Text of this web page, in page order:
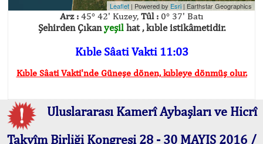
Leaflet | Powered by Esri| Earthstar Geographics
Arz : 45° 42' Kuzey, Tûl : 0° 37' Batı
Şehirden Çıkanyeşilhat , kıble istikâmetidir.
Kıble Sâati Vakti 11:03
Kıble Sâati Vakti'nde Güneşe dönen, kıbleye dönmüş olur.
Uluslararası Kamerî Aybaşları ve Hicrî
Takvîm Birliği Kongresi 28 - 30 MAYIS 2016 /